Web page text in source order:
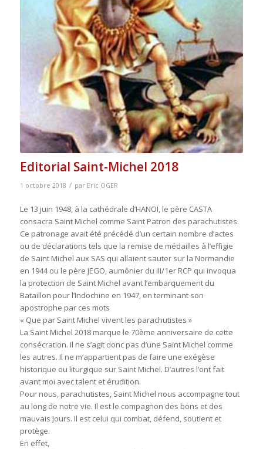
Editorial Saint-Michel 2018
1 octobre 2018 / par Eric OGER
Le 13 juin 1948, à la cathédrale d’HANOÏ, le père CASTA
consacra Saint Michel comme Saint Patron des parachutistes.
Ce patronage avait été précédé d’un certain nombre d’actes
ou de déclarations tels que la remise de médailles à l’effigie
de Saint Michel aux SAS qui allaient sauter sur la Normandie
en 1944 ou le père JEGO, aumônier du III/1er RCP qui invoqua
la protection de Saint Michel avant l’embarquement du
Bataillon pour l’Indochine en 1947, en terminant son
apostrophe par ces mots
« Que par Saint Michel vivent les parachutistes »
La Saint Michel 2018 marque le 70ème anniversaire de cette
consécration. Il ne s’agit donc pas d’une Saint Michel comme
les autres. Il ne m’appartient pas de faire une exégèse
historique ou liturgique sur Saint Michel. D’autres l’ont fait
avant moi avec talent et érudition.
Pour nous, parachutistes, Saint Michel nous accompagne tout
au long de notre vie. Il est le compagnon des bons et des
mauvais jours. Il est celui qui combat, défend, soutient et
protège.
En effet,